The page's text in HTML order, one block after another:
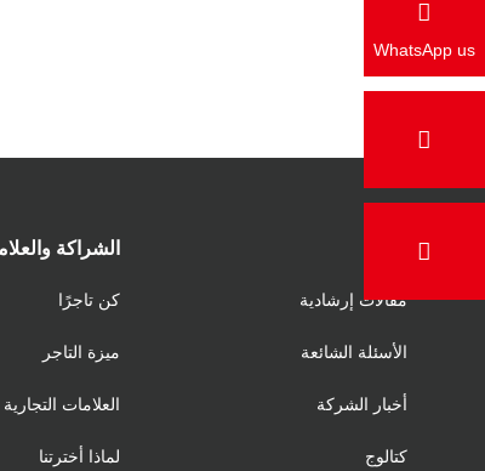
الشراكة
كن تاجرًا
ميزة التاجر
العلامات
لماذا أخترتنا
مقالات إرشادية
الأسئلة الشائعة
أخبار الشركة
كتالوج
WhatsApp us